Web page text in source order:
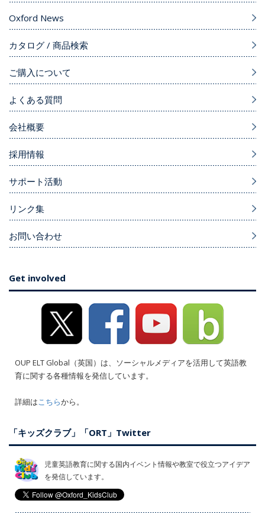
Oxford News
カタログ / 商品検索
ご購入について
よくある質問
会社概要
採用情報
サポート活動
リンク集
お問い合わせ
Get involved
OUP ELT Global（英国）は、ソーシャルメディアを活用して英語教
育に関する各種情報を発信しています。
詳細は こちらから。
「キッズクラブ」「ORT」Twitter
児童英語教育に関する国内イベント情報や教室で役立つアイデア
を発信しています。